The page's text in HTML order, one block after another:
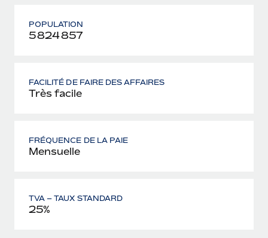
POPULATION
5 824 857
FACILITÉ DE FAIRE DES AFFAIRES
Très facile
FRÉQUENCE DE LA PAIE
Mensuelle
TVA – TAUX STANDARD
25%